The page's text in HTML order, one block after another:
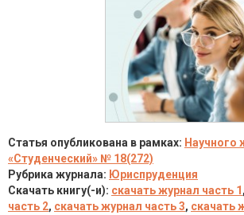
Статья опубликована в рамках: Научного
«Студенческий» № 18(272)
Рубрика журнала: Юриспруденция
Скачать книгу(-и): скачать журнал часть 1 ,
часть 2, скачать журнал часть 3, скачать